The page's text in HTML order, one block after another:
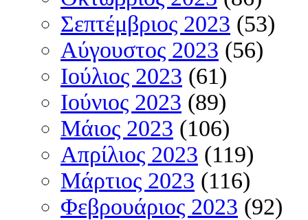
Σεπτέμβριος 2023 (53)
Αύγουστος 2023 (56)
Ιούλιος 2023 (61)
Ιούνιος 2023 (89)
Μάιος 2023 (106)
Απρίλιος 2023 (119)
Μάρτιος 2023 (116)
Φεβρουάριος 2023 (92)